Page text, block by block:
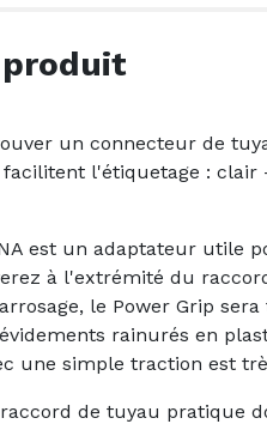
un connecteur de
l'étiquetage :
est un adaptateur
à l'extrémité du
le Power Grip
rainurés en
une simple traction est
raccord de tuyau